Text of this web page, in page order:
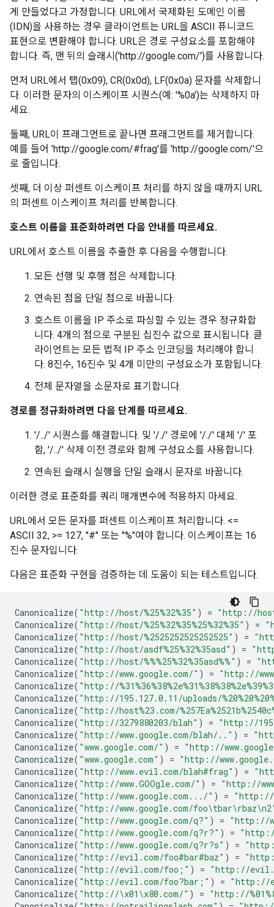
게 만들었다고 가정합니다. URL에서 국제화된 도메인 이름
(IDN)을 사용하는 경우 클라이언트는 URL을 ASCII 퓨니코드
표현으로 변환해야 합니다. URL은 경로 구성요소를 포함해야
합니다. 즉, 맨 뒤의 슬래시('http://google.com/')를 사용합니다.
먼저 URL에서 탭(0x09), CR(0x0d), LF(0x0a) 문자를 삭제합니
다. 이러한 문자의 이스케이프 시퀀스(예: '%0a')는 삭제하지 마
세요.
둘째, URL이 프래그먼트로 끝나면 프래그먼트를 제거합니다.
예를 들어 'http://google.com/#frag'를 'http://google.com/'으
로 줄입니다.
셋째, 더 이상 퍼센트 이스케이프 처리를 하지 않을 때까지 URL
의 퍼센트 이스케이프 처리를 반복합니다.
호스트 이름을 표준화하려면 다음 안내를 따르세요.
URL에서 호스트 이름을 추출한 후 다음을 수행합니다.
모든 선행 및 후행 점은 삭제합니다.
연속된 점을 단일 점으로 바꿉니다.
호스트 이름을 IP 주소로 파싱할 수 있는 경우 정규화합
니다. 4개의 점으로 구분된 십진수 값으로 표시됩니다. 클
라이언트는 모든 법적 IP 주소 인코딩을 처리해야 합니
다. 8진수, 16진수 및 4개 미만의 구성요소가 포함됩니다.
전체 문자열을 소문자로 표기합니다.
경로를 정규화하려면 다음 단계를 따르세요.
'/../' 시퀀스를 해결합니다. 및 '/./' 경로에 '/./' 대체 '/' 포
함, '/../' 삭제 이전 경로와 함께 구성요소를 사용합니다.
연속된 슬래시 실행을 단일 슬래시 문자로 바꿉니다.
이러한 경로 표준화를 쿼리 매개변수에 적용하지 마세요.
URL에서 모든 문자를 퍼센트 이스케이프 처리합니다. <=
ASCII 32, >= 127, "#" 또는 "%"여야 합니다. 이스케이프는 16
진수 문자입니다.
다음은 표준화 구현을 검증하는 데 도움이 되는 테스트입니다.
Canonicalize( "http://host/%25%32%35" ) = "http://
Canonicalize( "http://host/%25%32%35%25%32%35" ) =
Canonicalize( "http://host/%2525252525252525" ) =
Canonicalize( "http://host/asdf%25%32%35asd" ) =
Canonicalize( "http://host/%%%25%32%35asd%%" ) =
Canonicalize( "http://www.google.com/" ) = "http://
Canonicalize( "http://%31%36%38%2e%31%38%38%2e%39%
Canonicalize( "http://195.127.0.11/uploads/%20%20
Canonicalize( "http://host%23.com/%257Ea%2521b
Canonicalize( "http://3279880203/blah" ) = "http://
Canonicalize( "http://www.google.com/blah/.." ) =
Canonicalize( "www.google.com/" ) = "http://
Canonicalize( "www.google.com" ) = "http://
Canonicalize( "http://www.evil.com/blah#frag" ) =
Canonicalize( "http://www.GOOgle.com/" ) = "http://
Canonicalize( "http://www.google.com.../" ) = "http://
Canonicalize( "http://www.google.com/foo\tbar\rbaz\n
Canonicalize( "http://www.google.com/q?" ) = "http://
Canonicalize( "http://www.google.com/q?r?" ) = "http://
Canonicalize( "http://www.google.com/q?r?s" ) =
Canonicalize( "http://evil.com/foo#bar#baz" ) =
Canonicalize( "http://evil.com/foo;" ) = "http://
Canonicalize( "http://evil.com/foo?bar;" ) = "http://
Canonicalize( "http://\x01\x80 .com/" ) = "http://%01%